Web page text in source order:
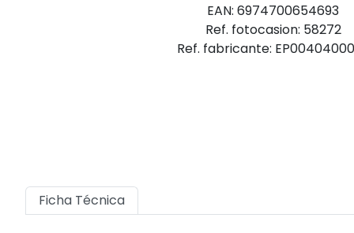
EAN: 6974700654693
Ref. fotocasion: 58272
Ref. fabricante:
Ficha Técnica